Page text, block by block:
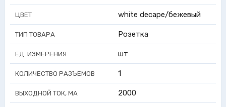
ЦВЕТ white decape/бежевый
ТИП ТОВАРА Розетка
ЕД. ИЗМЕРЕНИЯ шт
КОЛИЧЕСТВО РАЗЪЕМОВ 1
ВЫХОДНОЙ ТОК, МА 2000